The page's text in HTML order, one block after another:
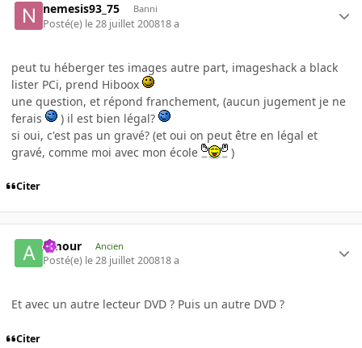
nemesis93_75 Banni
Posté(e) le 28 juillet 200818 a
peut tu héberger tes images autre part, imageshack a black
lister PCi, prend Hiboox
une question, et répond franchement, (aucun jugement je ne
ferais
) il est bien légal?
si oui, c'est pas un gravé? (et oui on peut être en légal et
gravé, comme moi avec mon école
)
Citer
Amour Ancien
Posté(e) le 28 juillet 200818 a
Et avec un autre lecteur DVD ? Puis un autre DVD ?
Citer